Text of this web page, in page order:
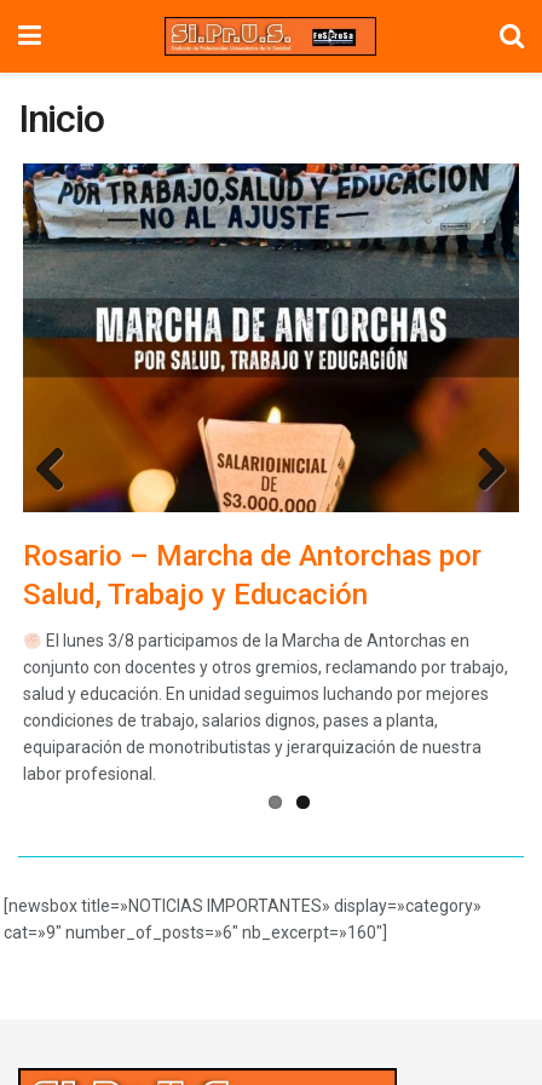
Inicio
Con profundo dolor, despedimos a
nuestro compañero Norberto
Amicone…
Rosario – Marcha de Antorchas por
Salud, Trabajo y Educación
El lunes 3/8 participamos de la Marcha de Antorchas en
conjunto con docentes y otros gremios, reclamando por trabajo,
salud y educación. En unidad seguimos luchando por mejores
condiciones de trabajo, salarios dignos, pases a planta,
equiparación de monotributistas y jerarquización de nuestra
labor profesional.
Previous Next
[newsbox title=»NOTICIAS IMPORTANTES» display=»category»
cat=»9″ number_of_posts=»6″ nb_excerpt=»160″]